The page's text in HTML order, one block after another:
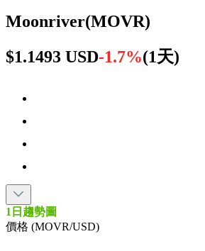
Moonriver(MOVR)
$1.1493 USD-1.7%(1天)
1日趨勢圖
價格 (MOVR/USD)